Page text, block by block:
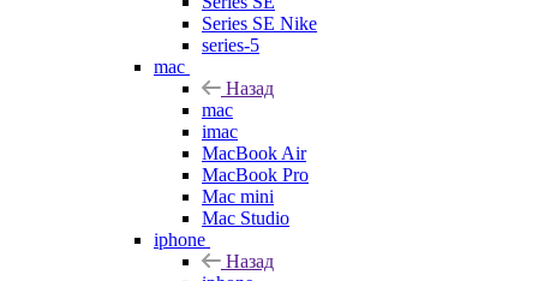
Series SE Nike
series-5
mac
Назад
mac
imac
MacBook Air
MacBook Pro
Mac mini
Mac Studio
iphone
Назад